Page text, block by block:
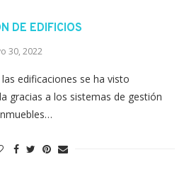
DE EDIFICIOS
30, 2022
edificaciones se ha visto
gracias a los sistemas de gestión